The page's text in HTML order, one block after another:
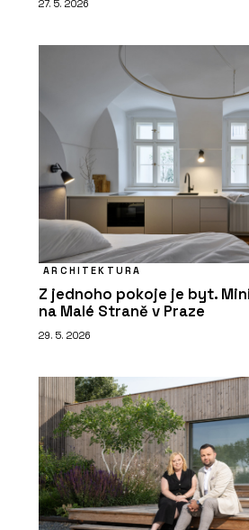
27. 5. 2026
ARCHITEKTURA
Z jednoho pokoje je byt.
na Malé Straně v Praze
29. 5. 2026